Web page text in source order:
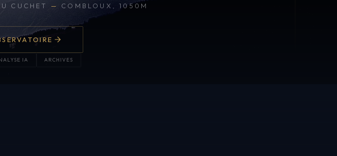
CUCHET — COMBLOUX, 1050M
IA ARCHIVES